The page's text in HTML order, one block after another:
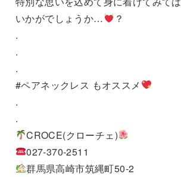
いかがでしょうか…
？
.
.
.
#ペアネックレス もオススメ
.
.
CROCE(クローチェ)
027-370-2511
群馬県高崎市筑縄町50-2